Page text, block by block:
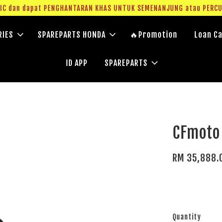
dapat PENGHANTARAN KHAS UNTUK SEMENANJUNG atau
SPAREPARTS HONDA 🔥Promotion Loan
ID APP SPAREPARTS
RM
Quantity